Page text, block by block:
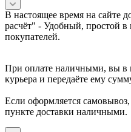
В настоящее время на сайте
расчёт" - Удобный, простой в
покупателей.
При оплате наличными, вы в
курьера и передаёте ему
Если оформляется самовывоз,
пункте доставки наличными.